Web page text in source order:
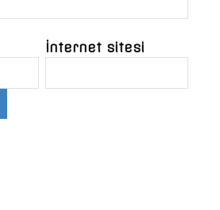
İnternet sitesi